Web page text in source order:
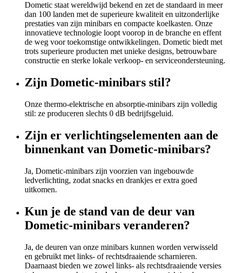
Dometic staat wereldwijd bekend en zet de standaard in meer
dan 100 landen met de superieure kwaliteit en uitzonderlijke
prestaties van zijn minibars en compacte koelkasten. Onze
innovatieve technologie loopt voorop in de branche en effent
de weg voor toekomstige ontwikkelingen. Dometic biedt met
trots superieure producten met unieke designs, betrouwbare
constructie en sterke lokale verkoop- en serviceondersteuning.
Zijn Dometic-minibars stil?
Onze thermo-elektrische en absorptie-minibars zijn volledig
stil: ze produceren slechts 0 dB bedrijfsgeluid.
Zijn er verlichtingselementen aan de
binnenkant van Dometic-minibars?
Ja, Dometic-minibars zijn voorzien van ingebouwde
ledverlichting, zodat snacks en drankjes er extra goed
uitkomen.
Kun je de stand van de deur van
Dometic-minibars veranderen?
Ja, de deuren van onze minibars kunnen worden verwisseld
en gebruikt met links- of rechtsdraaiende scharnieren.
Daarnaast bieden we zowel links- als rechtsdraaiende versies